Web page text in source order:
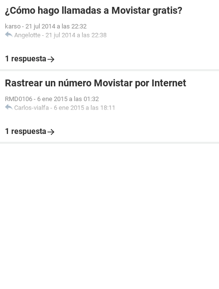
¿Cómo hago llamadas a Movistar gratis?
karso - 21 jul 2014 a las 22:32
Angelotte - 21 jul 2014 a las 22:38
1 respuesta
Rastrear un número Movistar por Internet
RMD0106 - 6 ene 2015 a las 01:32
Carlos-vialfa - 6 ene 2015 a las 18:11
1 respuesta